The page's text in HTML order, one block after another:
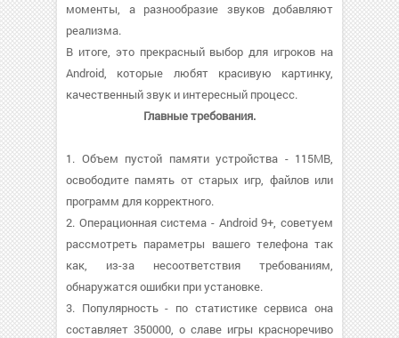
моменты, а разнообразие звуков добавляют
реализма.
В итоге, это прекрасный выбор для игроков на
Android, которые любят красивую картинку,
качественный звук и интересный процесс.
Главные требования.
1. Объем пустой памяти устройства - 115MB,
освободите память от старых игр, файлов или
программ для корректного.
2. Операционная система - Android 9+, советуем
рассмотреть параметры вашего телефона так
как, из-за несоответствия требованиям,
обнаружатся ошибки при установке.
3. Популярность - по статистике сервиса она
составляет 350000, о cлаве игры красноречиво